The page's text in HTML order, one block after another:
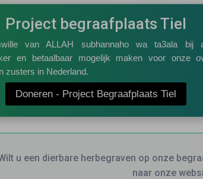
Project begraafplaats Tiel
van ALLAH subhannaho wa ta3ala bij
en betaalbaar mogelijk maken voor onze
zusters in Nederland.
Doneren - Project Begraafplaats Tiel
u een dierbare herbegraven op onze
naar onze